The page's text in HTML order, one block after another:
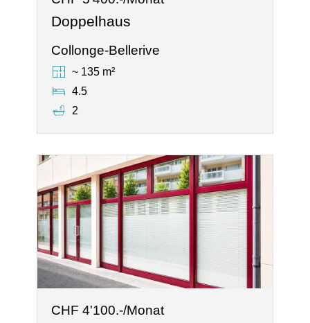
Doppelhaus
Collonge-Bellerive
~ 135 m²
4.5
2
CHF 4'100.-/Monat